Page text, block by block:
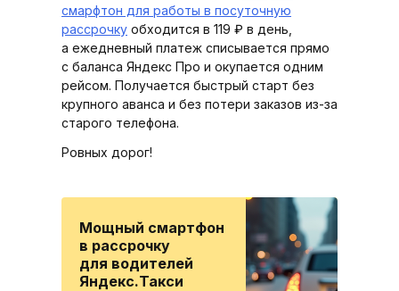
смарфтон для работы в посуточную
рассрочку обходится в 119 ₽ в день,
а ежедневный платеж списывается прямо
с баланса Яндекс Про и окупается одним
рейсом. Получается быстрый старт без
крупного аванса и без потери заказов из-за
старого телефона.
Ровных дорог!
Мощный смартфон
в рассрочку
для водителей
Яндекс.Такси